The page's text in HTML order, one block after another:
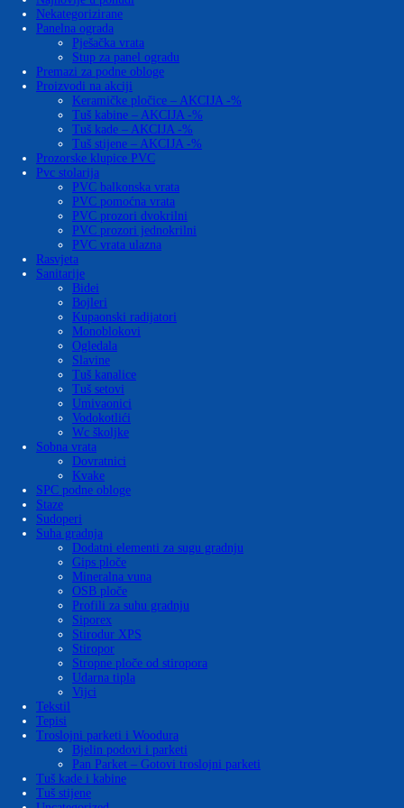
Nekategorizirane
Panelna ograda
Pješačka vrata
Stup za panel ogradu
Premazi za podne obloge
Proizvodi na akciji
Keramičke pločice – AKCIJA -%
Tuš kabine – AKCIJA -%
Tuš kade – AKCIJA -%
Tuš stijene – AKCIJA -%
Prozorske klupice PVC
Pvc stolarija
PVC balkonska vrata
PVC pomoćna vrata
PVC prozori dvokrilni
PVC prozori jednokrilni
PVC vrata ulazna
Rasvjeta
Sanitarije
Bidei
Bojleri
Kupaonski radijatori
Monoblokovi
Ogledala
Slavine
Tuš kanalice
Tuš setovi
Umivaonici
Vodokotlići
Wc školjke
Sobna vrata
Dovratnici
Kvake
SPC podne obloge
Staze
Sudoperi
Suha gradnja
Dodatni elementi za sugu gradnju
Gips ploče
Mineralna vuna
OSB ploče
Profili za suhu gradnju
Siporex
Stirodur XPS
Stiropor
Stropne ploče od stiropora
Udarna tipla
Vijci
Tekstil
Tepisi
Troslojni parketi i Woodura
Bjelin podovi i parketi
Pan Parket – Gotovi troslojni parketi
Tuš kade i kabine
Tuš stijene